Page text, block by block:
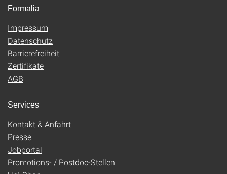
Formalia
Impressum
Datenschutz
Barrierefreiheit
Zertifikate
AGB
Services
Kontakt & Anfahrt
Presse
Jobportal
Promotions- / Postdoc-Stellen